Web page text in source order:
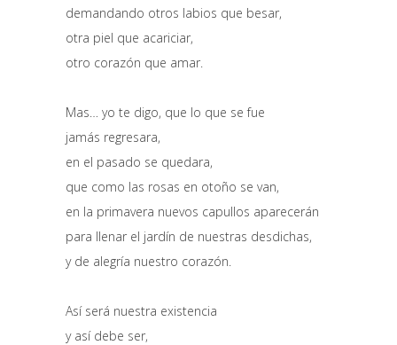
demandando otros labios que besar,
otra piel que acariciar,
otro corazón que amar.
Mas… yo te digo, que lo que se fue
jamás regresara,
en el pasado se quedara,
que como las rosas en otoño se van,
en la primavera nuevos capullos aparecerán
para llenar el jardín de nuestras desdichas,
y de alegría nuestro corazón.
Así será nuestra existencia
y así debe ser,